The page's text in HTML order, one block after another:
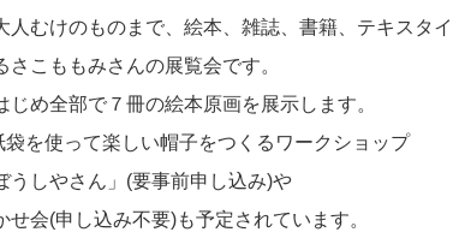
人むけのものまで、絵本、雑誌、書籍、テキスタ
さこももみさんの展覧会です。
じめ全部で７冊の絵本原画を展示します。
袋を使って楽しい帽子をつくるワークショップ
うしやさん」(要事前申し込み)や
せ会(申し込み不要)も予定されています。